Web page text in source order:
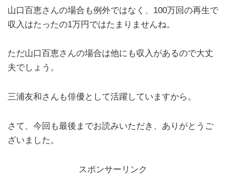
山口百恵さんの場合も例外ではなく、100万回の再生で
収入はたったの1万円ではたまりませんね。
ただ山口百恵さんの場合は他にも収入があるので大丈
夫でしょう。
三浦友和さんも俳優として活躍していますから。
さて、今回も最後までお読みいただき、ありがとうご
ざいました。
スポンサーリンク